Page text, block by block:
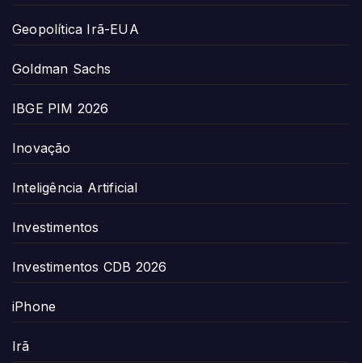
Geopolítica Irã-EUA
Goldman Sachs
IBGE PIM 2026
Inovação
Inteligência Artificial
Investimentos
Investimentos CDB 2026
iPhone
Irã